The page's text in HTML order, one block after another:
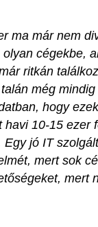
ma már nem
cégekbe,
ritkán
még
hogy
havi 10-15 ezer
Egy jó IT
mert sok
mert